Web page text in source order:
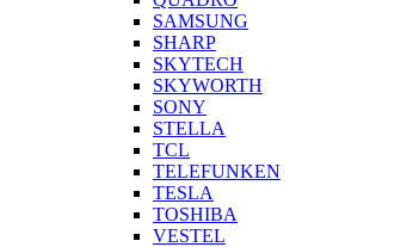
SAMSUNG
SHARP
SKYTECH
SKYWORTH
SONY
STELLA
TCL
TELEFUNKEN
TESLA
TOSHIBA
VESTEL